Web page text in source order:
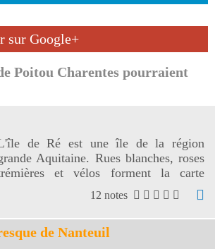
sur Google+
Poitou Charentes pourraient
de Ré est une île de la région
Aquitaine. Rues blanches, roses
et vélos forment la carte
postale de l'île de ré.
12 notes
de Nanteuil